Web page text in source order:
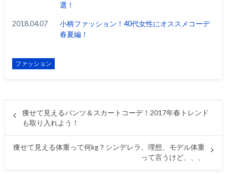
選！
2018.04.07
小柄ファッション！40代女性にオススメコーデ
春夏編！
ファッション
痩せて見えるパンツ＆スカートコーデ！2017年春トレンド
も取り入れよう！
痩せて見える体重って何kg？シンデレラ、理想、モデル体重
って言うけど、、、